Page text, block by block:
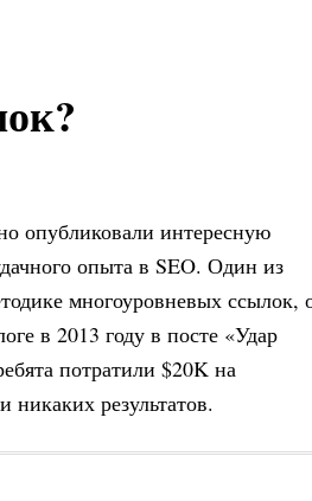
опубликовали интересную
опыта в SEO. Один из
многоуровневых ссылок,
в 2013 году в посте «Удар
потратили $20K на
результатов.